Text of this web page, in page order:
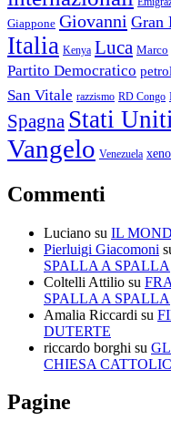
Giappone Giovanni Gran
Italia Kenya Luca Marco
Partito Democratico
San Vitale razzismo RD Congo
Spagna Stati Uniti
Vangelo Venezuela
Commenti
Luciano su IL
Pierluigi Giacomoni
SPALLA A SPALLA
Coltelli Attilio su
SPALLA A SPALLA
Amalia Riccardi su
DUTERTE
riccardo borghi su
CHIESA
Pagine